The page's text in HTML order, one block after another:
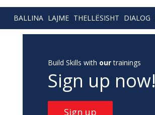
BALLINA LAJME THELLËSISHT DIALOG
Build Skills with ourtrainings
Sign up now!
Sign up